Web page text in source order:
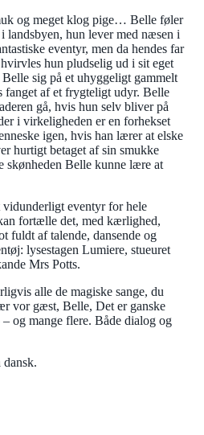
og meget klog pige… Belle føler
landsbyen, hun lever med næsen i
eventyr, men da hendes far
hun pludselig ud i sit eget
sig på et uhyggeligt gammelt
fanget af et frygteligt udyr. Belle
gå, hvis hun selv bliver på
i virkeligheden er en forhekset
igen, hvis han lærer at elske
hurtigt betaget af sin smukke
skønheden Belle kunne lære at
eventyr for hele
fortælle det, med kærlighed,
fuldt af talende, dansende og
lysestagen Lumiere, stueuret
Mrs Potts.
alle de magiske sange, du
vor gæst, Belle, Det er ganske
og mange flere. Både dialog og
dansk.